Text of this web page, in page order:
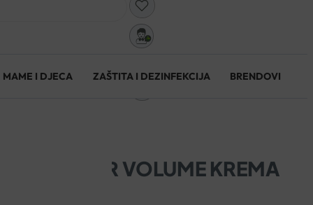
MAME I DJECA ZAŠTITA I DEZINFEKCIJA BRENDOVI
FILLER VOLUME KREMA